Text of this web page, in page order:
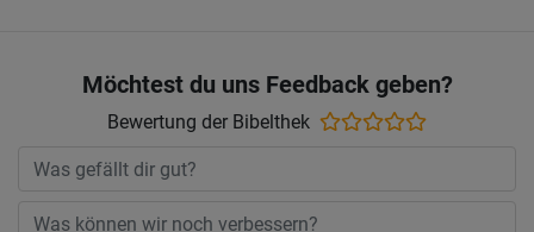
Möchtest du uns Feedback geben?
Bewertung der Bibelthek